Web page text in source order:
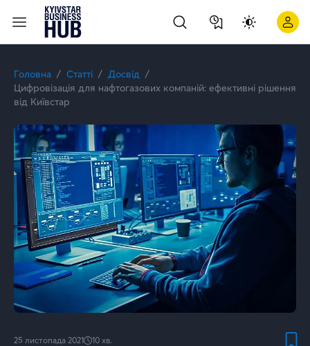
Головна Статті
Досвід
Цифровізація для нафтогазових компаній: ефективні рішення
від Київстар
25 листопада 2021 10 хв.
Міфи та факти про B2B-сервіс: інтерв’ю з Іриною